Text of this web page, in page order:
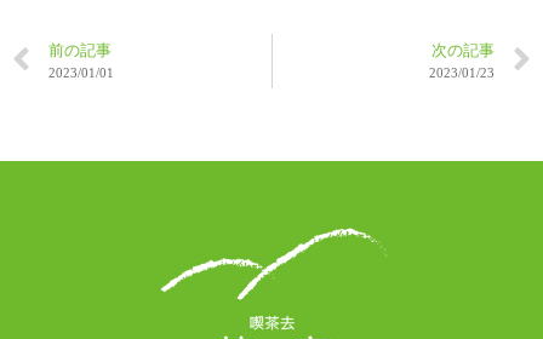
前の記事
2023/01/01
次の記事
2023/01/23